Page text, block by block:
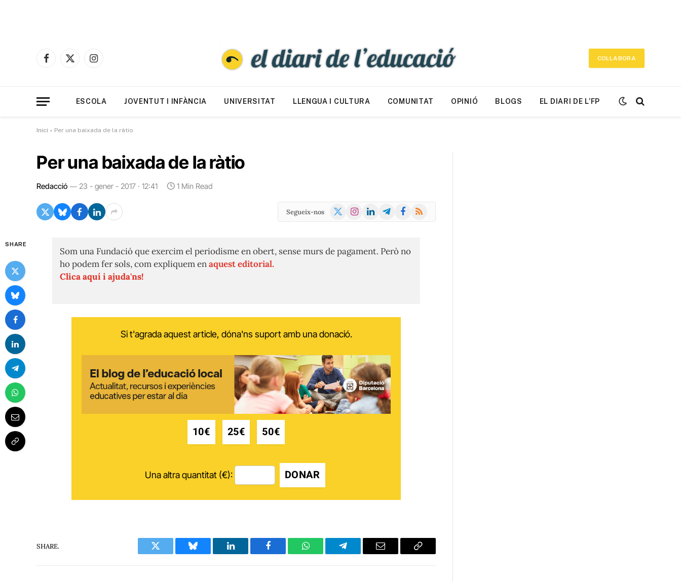
Facebook
X
Instagram
COL·LABORA
ESCOLA JOVENTUT I INFÀNCIA UNIVERSITAT LLENGUA I CULTURA COMUNITAT OPINIÓ BLOGS EL DIARI DE L’FP
Inici » Per una baixada de la ràtio
Per una baixada de la ràtio
Redacció 23 - gener - 2017 · 12:41 1 Min Read
Segueix-nos
X
Instagram
LinkedInTelegramFacebook
RSS
SHARE
Som una Fundació que exercim el periodisme en obert, sense murs de pagament. Però no
ho podem fer sols, com expliquem enaquest editorial.
Clica aquí i ajuda'ns!
Si t'agrada aquest article, dóna'ns suport amb una donació.
10€ 25€ 50€
Una altra quantitat (€): DONAR
SHARE.
Twitter Bluesky LinkedIn Facebook WhatsAppTelegram Email
Copy